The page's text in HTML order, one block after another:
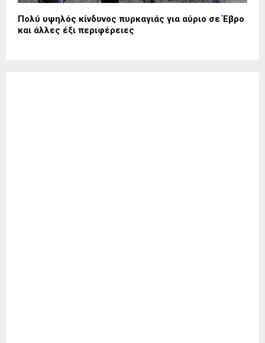
Πολύ υψηλός κίνδυνος πυρκαγιάς για αύριο σε Έβρο
και άλλες έξι περιφέρειες